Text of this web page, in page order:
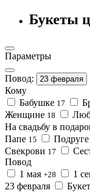
Букеты
Параметры
Повод: 23 февраля
Кому
Бабушке 17
Женщине 18
На свадьбу в
Папе 15 Подруге
Свекрови 17
Повод
1 мая +28 1
23 февраля